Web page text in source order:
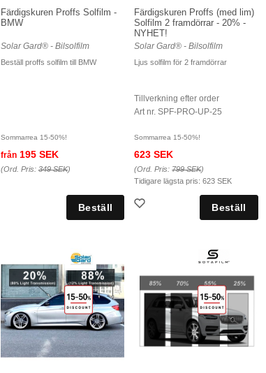
Färdigskuren Proffs Solfilm -
BMW
Solar Gard® - Bilsolfilm
Beställ proffs solfilm till BMW
Sommarrea 15-50%!
från 195 SEK
(Ord. Pris: 349 SEK)
Färdigskuren Proffs (med lim)
Solfilm 2 framdörrar - 20% -
NYHET!
Solar Gard® - Bilsolfilm
Ljus solfilm för 2 framdörrar
Tillverkning efter order
Art nr. SPF-PRO-UP-25
Sommarrea 15-50%!
623 SEK
(Ord. Pris:799 SEK)
Tidigare lägsta pris:623 SEK